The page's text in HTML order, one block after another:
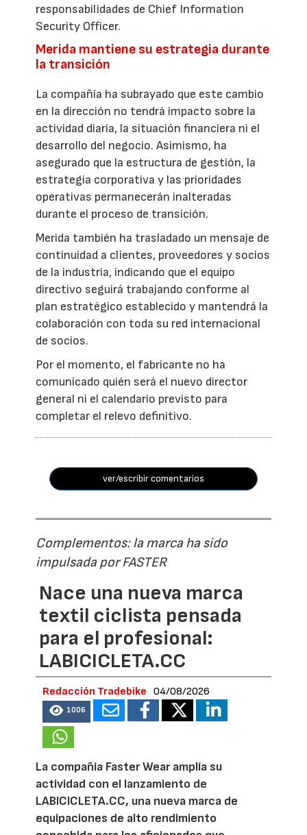
responsabilidades de Chief Information
Security Officer.
Merida mantiene su estrategia durante
la transición
La compañía ha subrayado que este cambio
en la dirección no tendrá impacto sobre la
actividad diaria, la situación financiera ni el
desarrollo del negocio. Asimismo, ha
asegurado que la estructura de gestión, la
estrategia corporativa y las prioridades
operativas permanecerán inalteradas
durante el proceso de transición.
Merida también ha trasladado un mensaje de
continuidad a clientes, proveedores y socios
de la industria, indicando que el equipo
directivo seguirá trabajando conforme al
plan estratégico establecido y mantendrá la
colaboración con toda su red internacional
de socios.
Por el momento, el fabricante no ha
comunicado quién será el nuevo director
general ni el calendario previsto para
completar el relevo definitivo.
ver/escribir comentarios
Complementos: la marca ha sido
impulsada por FASTER
Nace una nueva marca
textil ciclista pensada
para el profesional:
LABICICLETA.CC
Redacción Tradebike 04/08/2026
1006
La compañía Faster Wear amplía su
actividad con el lanzamiento de
LABICICLETA.CC, una nueva marca de
equipaciones de alto rendimiento